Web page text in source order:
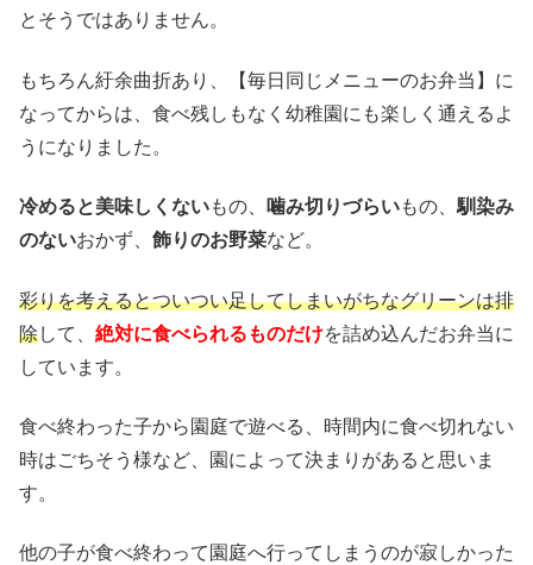
とそうではありません。
もちろん紆余曲折あり、【毎日同じメニューのお弁当】に
なってからは、食べ残しもなく幼稚園にも楽しく通えるよ
うになりました。
冷めると美味しくないもの、 噛み切りづらいもの、 馴染み
のないおかず、 飾りのお野菜など。
彩りを考えるとついつい足してしまいがちなグリーンは排
除して、 絶対に食べられるものだけを詰め込んだお弁当に
しています。
食べ終わった子から園庭で遊べる、時間内に食べ切れない
時はごちそう様など、園によって決まりがあると思いま
す。
他の子が食べ終わって園庭へ行ってしまうのが寂しかった